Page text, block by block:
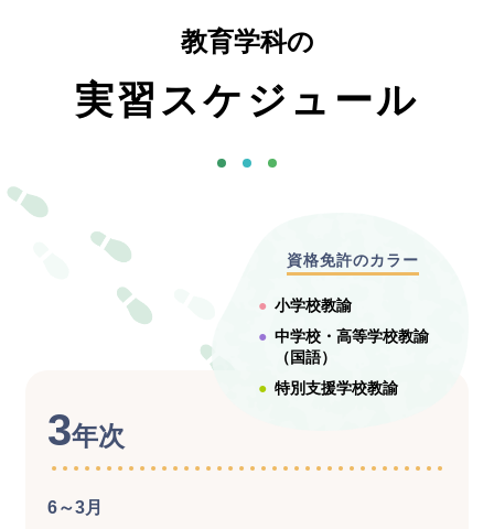
教育学科の
実習スケジュール
資格免許のカラー
● 小学校教諭
● 中学校・高等学校教諭
（国語）
● 特別支援学校教諭
3年次
6～3月